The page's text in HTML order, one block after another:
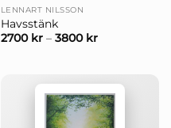
LENNART NILSSON
Havsstänk
2700 kr– 3800 kr